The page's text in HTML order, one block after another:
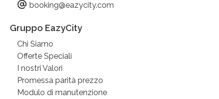
booking@eazycity.com
Gruppo EazyCity
Chi Siamo
Offerte Speciali
I nostri Valori
Promessa parità prezzo
Modulo di manutenzione